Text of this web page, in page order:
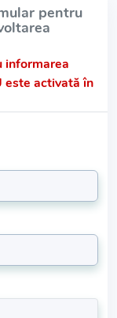
pentru
informarea
este activată în